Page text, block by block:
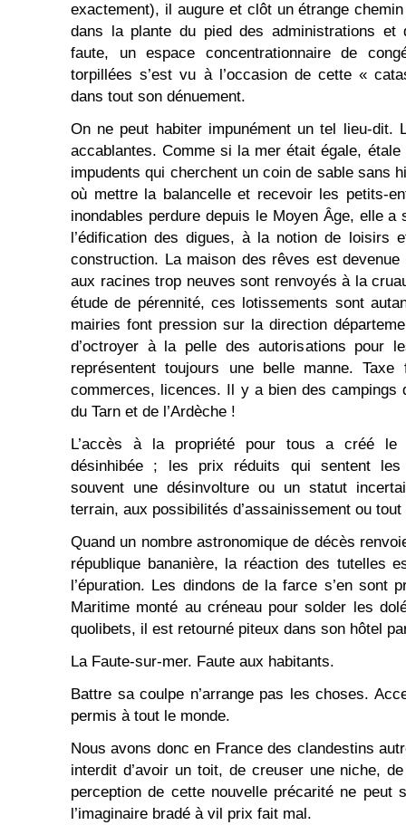
exactement), il augure et clôt un étrange
dans la plante du pied des administrations
faute, un espace concentrationnaire de
torpillées s’est vu à l’occasion de cette «
dans tout son dénuement.
On ne peut habiter impunément un tel lieu-dit.
accablantes. Comme si la mer était égale,
impudents qui cherchent un coin de sable sans
où mettre la balancelle et recevoir les petits-
inondables perdure depuis le Moyen Âge, elle
l’édification des digues, à la notion de loisirs
construction. La maison des rêves est
aux racines trop neuves sont renvoyés à la
étude de pérennité, ces lotissements sont
mairies font pression sur la direction
d’octroyer à la pelle des autorisations pour
représentent toujours une belle manne. Taxe
commerces, licences. Il y a bien des campings
du Tarn et de l’Ardèche !
L’accès à la propriété pour tous a créé le
désinhibée ; les prix réduits qui sentent les
souvent une désinvolture ou un statut
terrain, aux possibilités d’assainissement ou
Quand un nombre astronomique de décès
république bananière, la réaction des tutelles
l’épuration. Les dindons de la farce s’en sont
Maritime monté au créneau pour solder les
quolibets, il est retourné piteux dans son hôtel
La Faute-sur-mer. Faute aux habitants.
Battre sa coulpe n’arrange pas les choses.
permis à tout le monde.
Nous avons donc en France des clandestins
interdit d’avoir un toit, de creuser une niche,
perception de cette nouvelle précarité ne peut
l’imaginaire bradé à vil prix fait mal.